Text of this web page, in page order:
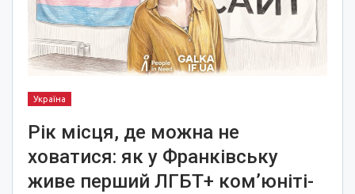
Україна
Рік місця, де можна не
ховатися: як у Франківську
живе перший ЛГБТ+ ком’юніті-